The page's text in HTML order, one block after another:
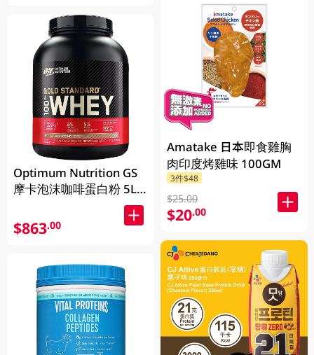
Optimum Nutrition GS
摩卡泡沫咖啡蛋白粉 5LB
$863.00
Amatake 日本即食雞胸
肉印度烤雞味 100GM
3件$48
$25.00
$20.00